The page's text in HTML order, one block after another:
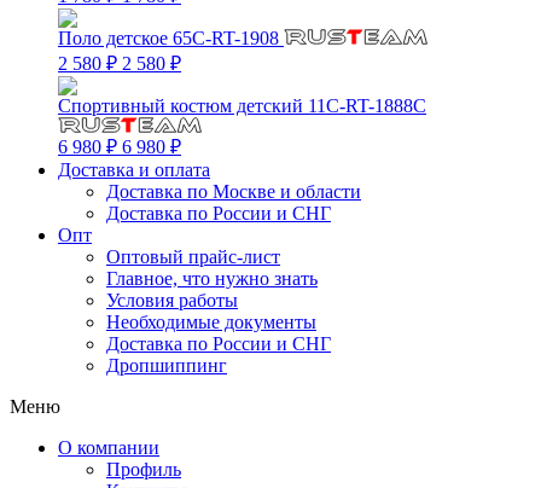
Поло детское 65C-RT-1908
2 580 ₽ 2 580 ₽
Спортивный костюм детский 11C-RT-1888C
6 980 ₽ 6 980 ₽
Доставка и оплата
Доставка по Москве и области
Доставка по России и СНГ
Опт
Оптовый прайс-лист
Главное, что нужно знать
Условия работы
Необходимые документы
Доставка по России и СНГ
Дропшиппинг
Меню
О компании
Профиль